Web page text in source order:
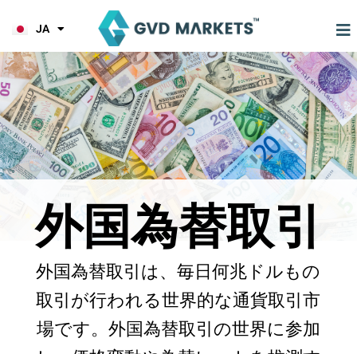
ス
キ
ッ
プ
JA
HI
外国為替取引
外国為替取引は、毎日何兆ドルもの
取引が行われる世界的な通貨取引市
場です。外国為替取引の世界に参加